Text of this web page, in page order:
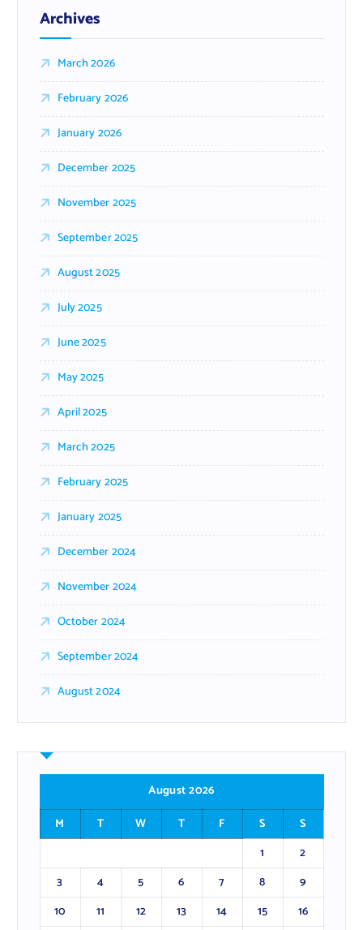
Archives
March 2026
February 2026
January 2026
December 2025
November 2025
September 2025
August 2025
July 2025
June 2025
May 2025
April 2025
March 2025
February 2025
January 2025
December 2024
November 2024
October 2024
September 2024
August 2024
August 2026
M
T W T F S
S
1
2
3
4 5 6 7 8
9
10
11 12 13 14 15 16